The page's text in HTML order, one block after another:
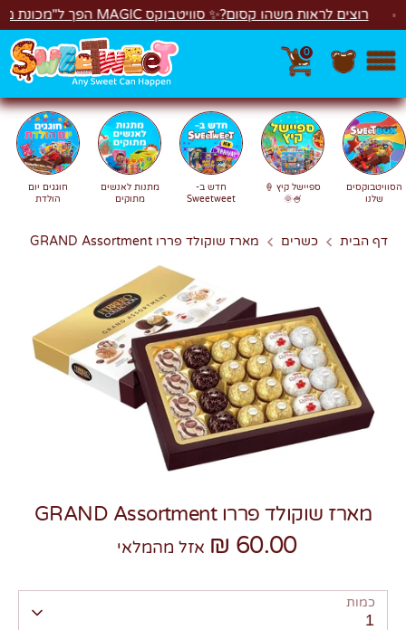
רוצים לראות משהו קסום?✨ סוויטבוקס MAGIC הפך ל"מכונת משחקים"! 🎁🕹️
0
חפשחיפוש
הסוויטבוקסים
שלנו
ספיישל קיץ 🍦
🍧🌞
חדש ב-
Sweetweet
מתנות לאנשים
מתוקים
חוגגים יום
הולדת
דף הבית כשרים מארז שוקולד פררו GRAND Assortment
מארז שוקולד פררו GRAND Assortment
60.00 ₪ אזל מהמלאי
כמות
1